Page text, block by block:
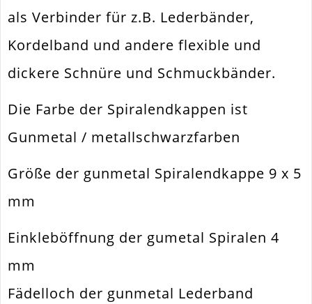
Funktion Endkappe
Spezifikation Spiralendkappe
Verwendung Armband. Halsband
Material Metall Legierung
Form / Motiv
Ausführung Glatt / Glänzend
Menge
als Verbinder für z.B. Lederbänder,
Kordelband und andere flexible und
dickere Schnüre und Schmuckbänder.
Die Farbe der Spiralendkappen ist
Gunmetal / metallschwarzfarben
Größe der gunmetal Spiralendkappe 9 x 5
mm
Einkleböffnung der gumetal Spiralen 4
mm
Fädelloch der gunmetal Lederband